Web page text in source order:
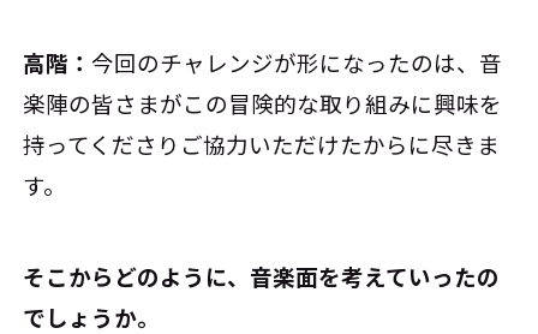
高階：今回のチャレンジが形になったのは、音
楽陣の皆さまがこの冒険的な取り組みに興味を
持ってくださりご協力いただけたからに尽きま
す。
――そこからどのように、音楽面を考えていったの
でしょうか。